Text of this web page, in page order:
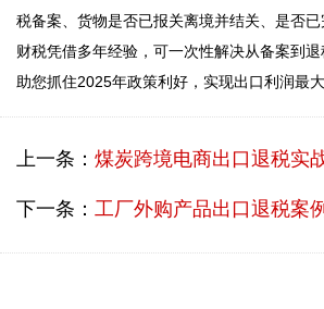
税备案、货物是否已报关离境并结关、是否
财税凭借多年经验，可一次性解决从备案到
上一条： 煤炭跨境电商出口退税实战案例：广州专业
下一条： 工厂外购产品出口退税案例：精准破解